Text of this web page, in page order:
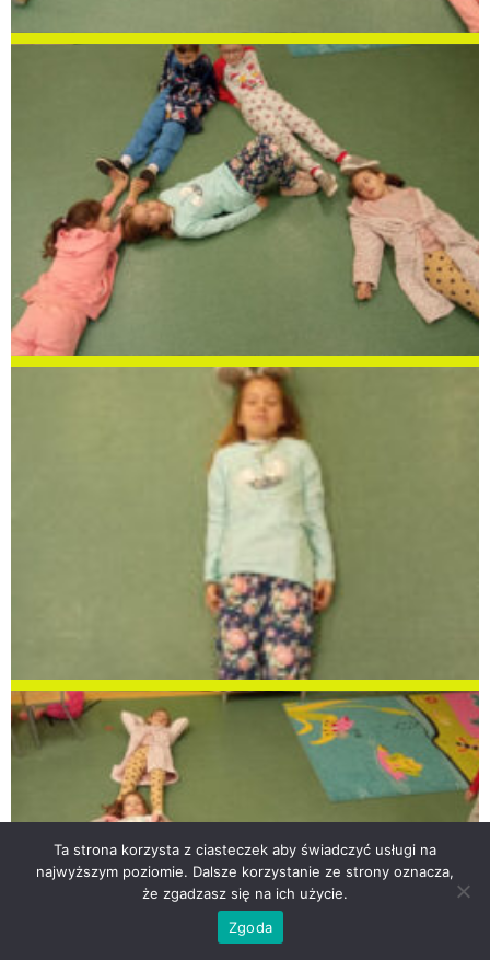
Ta strona korzysta z ciasteczek aby świadczyć usługi na
najwyższym poziomie. Dalsze korzystanie ze strony oznacza,
że zgadzasz się na ich użycie.
Zgoda